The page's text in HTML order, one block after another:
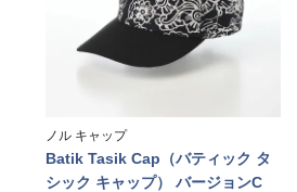
ノル キャップ
Batik Tasik Cap（バティック タ
シック キャップ） バージョンC